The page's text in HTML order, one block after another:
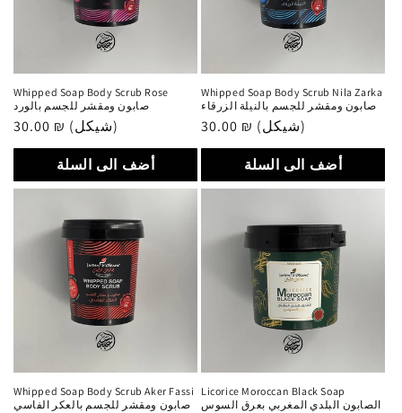
Whipped Soap Body Scrub Rose
صابون ومقشر للجسم بالورد
Regular
price
30.00 ₪ (شيكل)
أضف الى السلة
Whipped Soap Body Scrub Nila Zarka
صابون ومقشر للجسم بالنيلة الزرقاء
Regular
price
30.00 ₪ (شيكل)
أضف الى السلة
Whipped Soap Body Scrub Aker Fassi
صابون ومقشر للجسم بالعكر الفاسي
Licorice Moroccan Black Soap
الصابون البلدي المغربي بعرق السوس